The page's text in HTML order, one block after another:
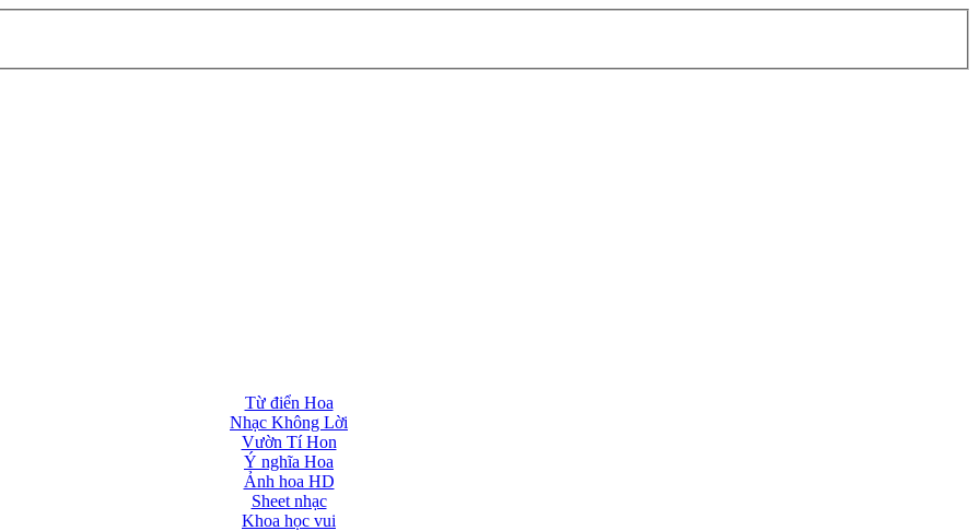
Từ điển Hoa
Nhạc Không Lời
Vườn Tí Hon
Ý nghĩa Hoa
Ảnh hoa HD
Sheet nhạc
Khoa học vui